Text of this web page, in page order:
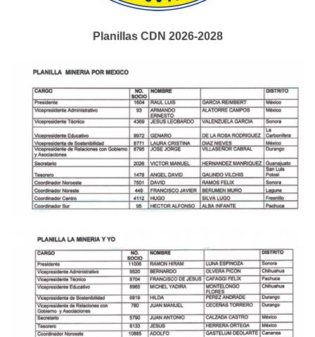
Planillas CDN 2026-2028